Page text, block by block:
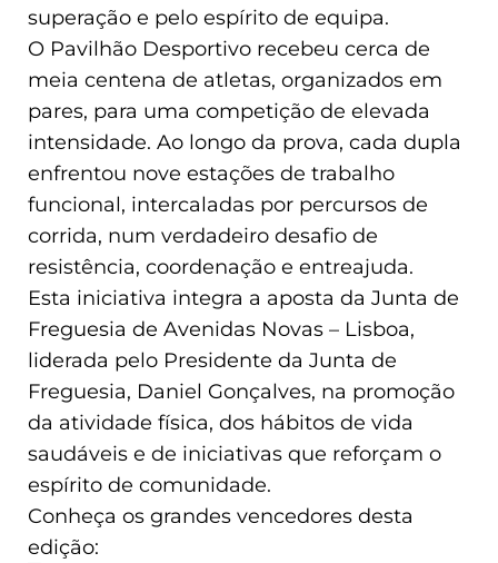
superação e pelo espírito de equipa.
O Pavilhão Desportivo recebeu cerca de
meia centena de atletas, organizados em
pares, para uma competição de elevada
intensidade. Ao longo da prova, cada dupla
enfrentou nove estações de trabalho
funcional, intercaladas por percursos de
corrida, num verdadeiro desafio de
resistência, coordenação e entreajuda.
Esta iniciativa integra a aposta da Junta de
Freguesia de Avenidas Novas – Lisboa,
liderada pelo Presidente da Junta de
Freguesia, Daniel Gonçalves, na promoção
da atividade física, dos hábitos de vida
saudáveis e de iniciativas que reforçam o
espírito de comunidade.
Conheça os grandes vencedores desta
edição: